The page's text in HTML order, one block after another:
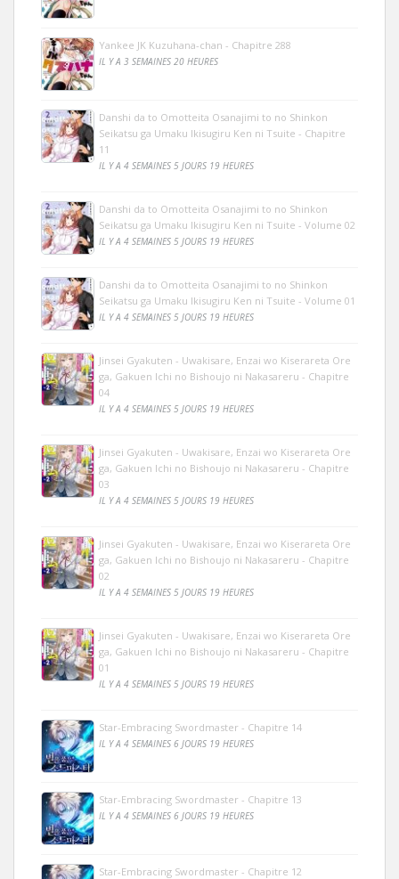
Yankee JK Kuzuhana-chan - Chapitre 288
IL Y A 3 SEMAINES 20 HEURES
Danshi da to Omotteita Osanajimi to no Shinkon
Seikatsu ga Umaku Ikisugiru Ken ni Tsuite - Chapitre
11
IL Y A 4 SEMAINES 5 JOURS 19 HEURES
Danshi da to Omotteita Osanajimi to no Shinkon
Seikatsu ga Umaku Ikisugiru Ken ni Tsuite - Volume 02
IL Y A 4 SEMAINES 5 JOURS 19 HEURES
Danshi da to Omotteita Osanajimi to no Shinkon
Seikatsu ga Umaku Ikisugiru Ken ni Tsuite - Volume 01
IL Y A 4 SEMAINES 5 JOURS 19 HEURES
Jinsei Gyakuten - Uwakisare, Enzai wo Kiserareta Ore
ga, Gakuen Ichi no Bishoujo ni Nakasareru - Chapitre
04
IL Y A 4 SEMAINES 5 JOURS 19 HEURES
Jinsei Gyakuten - Uwakisare, Enzai wo Kiserareta Ore
ga, Gakuen Ichi no Bishoujo ni Nakasareru - Chapitre
03
IL Y A 4 SEMAINES 5 JOURS 19 HEURES
Jinsei Gyakuten - Uwakisare, Enzai wo Kiserareta Ore
ga, Gakuen Ichi no Bishoujo ni Nakasareru - Chapitre
02
IL Y A 4 SEMAINES 5 JOURS 19 HEURES
Jinsei Gyakuten - Uwakisare, Enzai wo Kiserareta Ore
ga, Gakuen Ichi no Bishoujo ni Nakasareru - Chapitre
01
IL Y A 4 SEMAINES 5 JOURS 19 HEURES
Star-Embracing Swordmaster - Chapitre 14
IL Y A 4 SEMAINES 6 JOURS 19 HEURES
Star-Embracing Swordmaster - Chapitre 13
IL Y A 4 SEMAINES 6 JOURS 19 HEURES
Star-Embracing Swordmaster - Chapitre 12